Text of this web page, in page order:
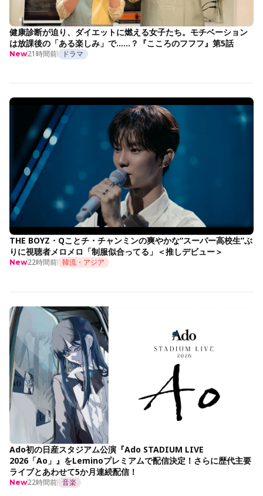
健康診断が迫り、ダイエットに燃える女子たち。モチベーション
は放課後の「ある楽しみ」で……？『こころのフフフ』第5話
New21時間前 ドラマ
THE BOYZ・Qことチ・チャンミンの爽やかな“スーパー高校生”ぶ
りに視聴者メロメロ「制服似合ってる」＜推しデビュー＞
New22時間前 韓流・アジア
Ado初の日産スタジアム公演『Ado STADIUM LIVE
2026「Ao」』をLeminoプレミアムで配信決定！さらに歴代主要
ライブとあわせて5か月連続配信！
New22時間前 音楽